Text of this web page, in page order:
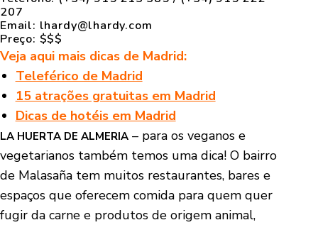
207
Email: lhardy@lhardy.com
Preço: $$$
Veja aqui mais dicas de Madrid:
Teleférico de Madrid
15 atrações gratuitas em Madrid
Dicas de hotéis em Madrid
LA HUERTA DE ALMERIA – para os veganos e
vegetarianos também temos uma dica! O bairro
de Malasaña tem muitos restaurantes, bares e
espaços que oferecem comida para quem quer
fugir da carne e produtos de origem animal,